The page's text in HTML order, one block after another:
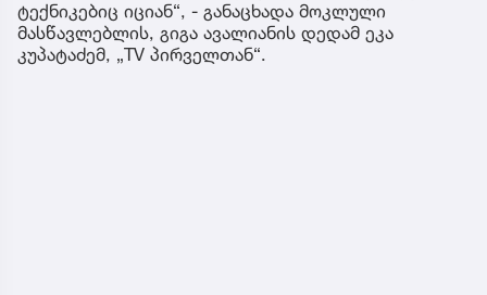
ტექნიკებიც იციან“, - განაცხადა მოკლული
მასწავლებლის, გიგა ავალიანის დედამ ეკა
კუპატაძემ, „TV პირველთან“.